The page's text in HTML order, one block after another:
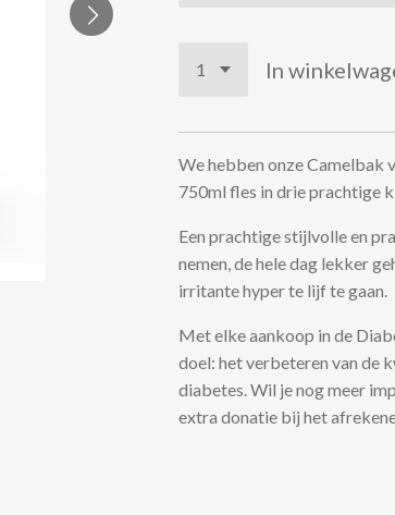
In
We hebben onze Camelbak
750ml fles in drie prachtige
Een prachtige stijlvolle en
nemen, de hele dag lekker
irritante hyper te lijf te gaan.
Met elke aankoop in de
doel: het verbeteren van de
diabetes. Wil je nog meer
extra donatie bij het